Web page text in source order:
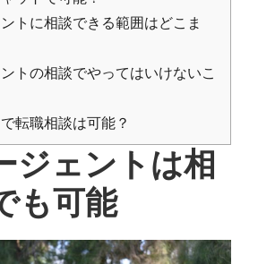
トに相談できる範囲はどこま
トの相談でやってはいけないこ
転職相談は可能？
ジェントは相
も可能